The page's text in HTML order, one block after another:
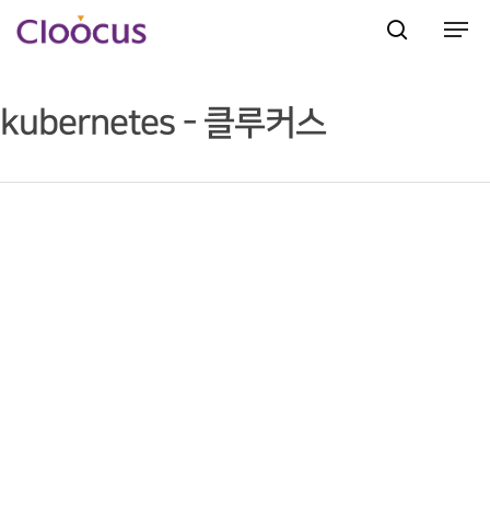
Hit enter to search or ESC to close
kubernetes - 클루커스